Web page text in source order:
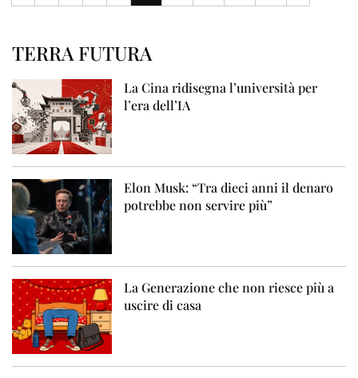
TERRA FUTURA
La Cina ridisegna l’università per
l’era dell’IA
Elon Musk: “Tra dieci anni il denaro
potrebbe non servire più”
La Generazione che non riesce più a
uscire di casa